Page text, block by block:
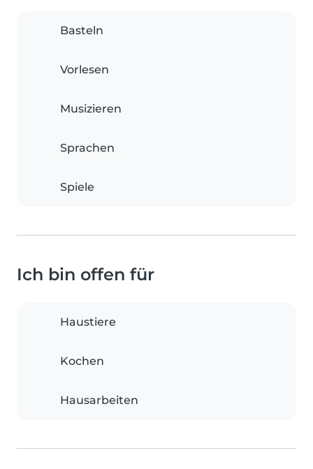
Basteln
Vorlesen
Musizieren
Sprachen
Spiele
Ich bin offen für
Haustiere
Kochen
Hausarbeiten